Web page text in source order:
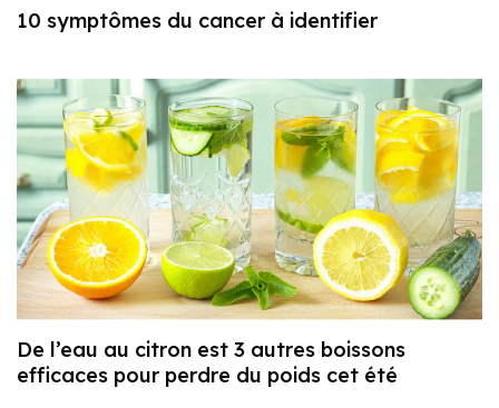
10 symptômes du cancer à identifier
De l’eau au citron est 3 autres boissons
efficaces pour perdre du poids cet été